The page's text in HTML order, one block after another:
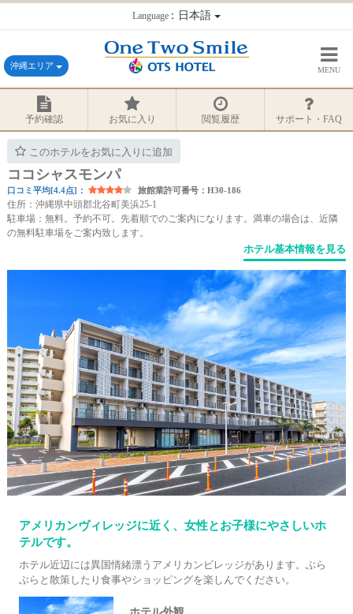
Language：日本語
沖縄エリア MENU
予約確認 お気に入り 閲覧履歴 サポート・FAQ
このホテルをお気に入りに追加
ココシャスモンパ
口コミ平均[4.4点]： 旅館業許可番号：H30-186
住所：沖縄県中頭郡北谷町美浜25-1
駐車場：無料。予約不可。先着順でのご案内になります。満車の場合は、近隣
の無料駐車場をご案内致します。
ホテル基本情報を見る
アメリカンヴィレッジに近く、女性とお子様にやさしいホ
テルです。
ホテル近辺には異国情緒漂うアメリカンビレッジがあります。ぶら
ぶらと散策したり食事やショッピングを楽しんでください。